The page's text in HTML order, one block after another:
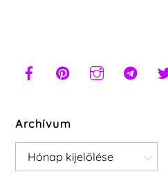
Archívum
Archívum